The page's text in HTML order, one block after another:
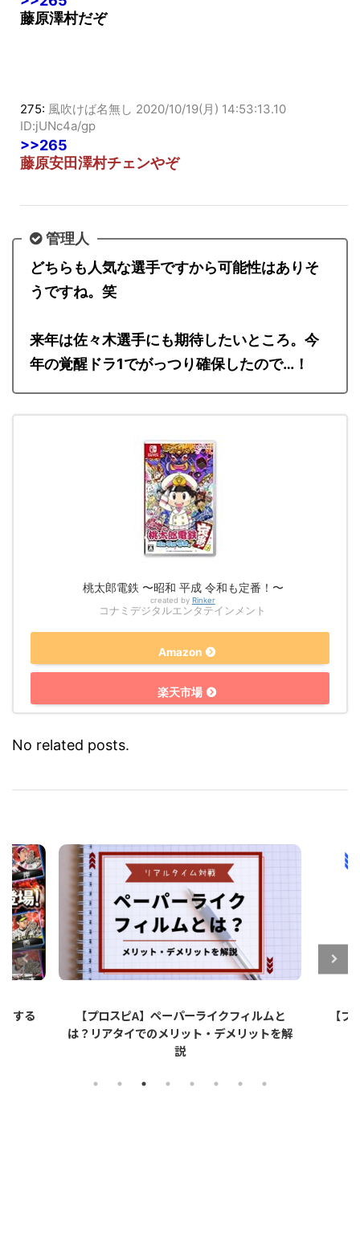
藤原澤村だぞ
275: 風吹けば名無し 2020/10/19(月) 14:53:13.10
ID:jUNc4a/gp
>>265
藤原安田澤村チェンやぞ
管理人
どちらも人気な選手ですから可能性はありそ
うですね。笑
来年は佐々木選手にも期待したいところ。今
年の覚醒ドラ1でがっつり確保したので…！
桃太郎電鉄 〜昭和 平成 令和も定番！〜
created by Rinker
コナミデジタルエンタテインメント
Amazon
楽天市場
No related posts.
する
【プロスピA】ペーパーライクフィルムと
は？リアタイでのメリット・デメリットを解
説
【